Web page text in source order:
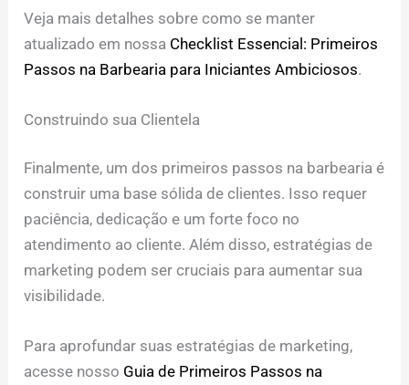
Veja mais detalhes sobre como se manter
atualizado em nossa Checklist Essencial: Primeiros
Passos na Barbearia para Iniciantes Ambiciosos.
Construindo sua Clientela
Finalmente, um dos primeiros passos na barbearia é
construir uma base sólida de clientes. Isso requer
paciência, dedicação e um forte foco no
atendimento ao cliente. Além disso, estratégias de
marketing podem ser cruciais para aumentar sua
visibilidade.
Para aprofundar suas estratégias de marketing,
acesse nosso Guia de Primeiros Passos na